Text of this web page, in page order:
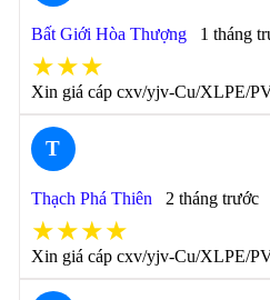
Bất Giới Hòa Thượng 1 tháng
★★★
Xin giá cáp cxv/yjv-Cu/XLPE/
T
Thạch Phá Thiên 2 tháng trước
★★★★
Xin giá cáp cxv/yjv-Cu/XLPE/